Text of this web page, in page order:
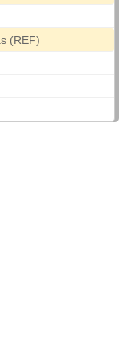
(REF)